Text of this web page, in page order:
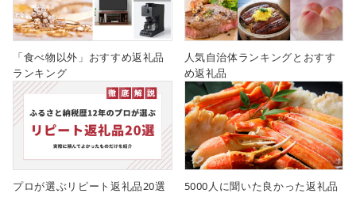
「食べ物以外」おすすめ返礼品
ランキング
人気自治体ランキングとおすす
め返礼品
プロが選ぶリピート返礼品20選 5000人に聞いた良かった返礼品